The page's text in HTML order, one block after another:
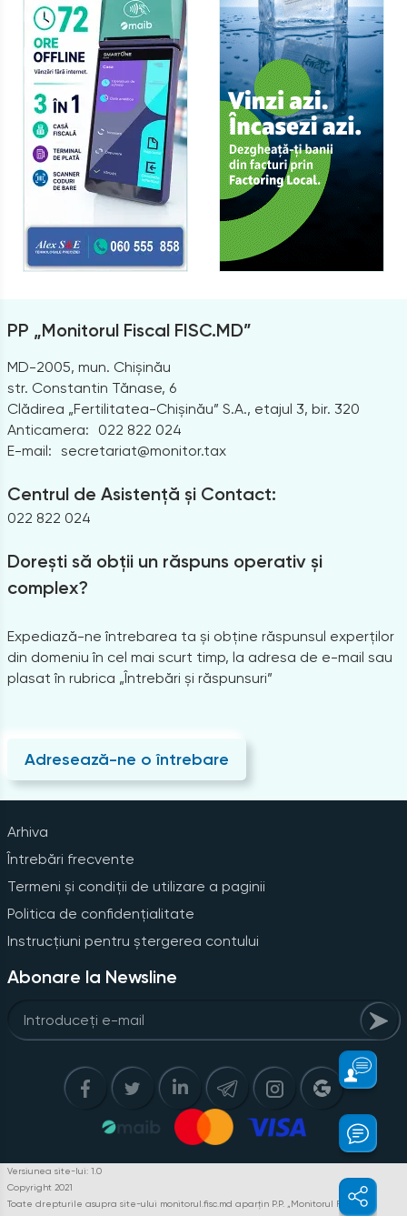
PP „Monitorul Fiscal FISC.MD”
MD-2005, mun. Chișinău
str. Constantin Tănase, 6
Clădirea „Fertilitatea-Chișinău” S.A., etajul 3, bir. 320
Anticamera:
022 822 024
E-mail: secretariat@monitor.tax
Centrul de Asistență și Contact:
022 822 024
Dorești să obții un răspuns operativ și
complex?
Expediază-ne întrebarea ta și obține răspunsul experților
din domeniu în cel mai scurt timp, la adresa de e-mail sau
plasat în rubrica „Întrebări și răspunsuri”
Adresează-ne o întrebare
Arhiva
Întrebări frecvente
Termeni și condiții de utilizare a paginii
Politica de confidențialitate
Instrucțiuni pentru ștergerea contului
Abonare la Newsline
Versiunea site-lui: 1.0
Copyright 2021
Toate drepturile asupra site-ului monitorul.fisc.md aparțin P.P. „Monitorul Fiscal